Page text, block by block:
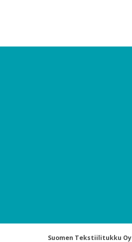
Suomen Tekstiilitukku Oy